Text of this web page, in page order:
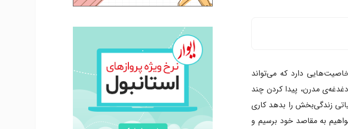
دارد که می‌تواند
مدرن، پیدا کردن چند
زندگی‌بخش را بدهد کاری
به مقاصد خود برسیم و